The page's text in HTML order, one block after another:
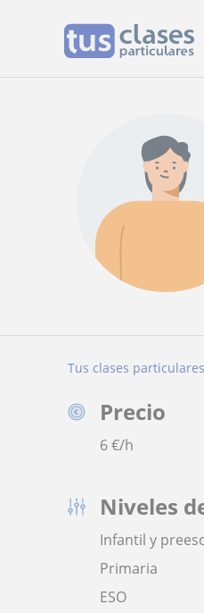
Tus clases particulares
Precio
6€/h
Niveles
Infantil y
Primaria
ESO